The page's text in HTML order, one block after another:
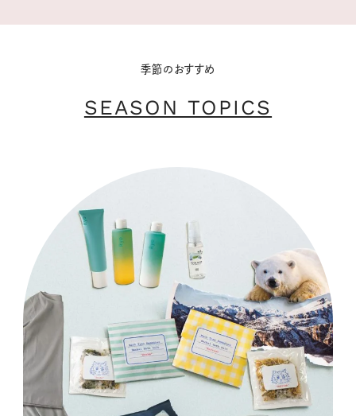
季節のおすすめ
SEASON TOPICS